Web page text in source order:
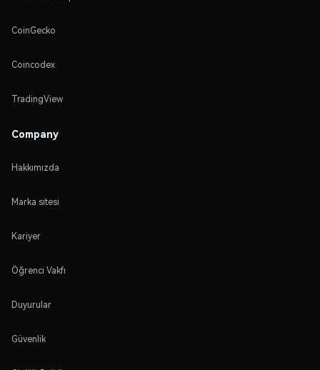
CoinGecko
Coincodex
TradingView
Company
Hakkımızda
Marka sitesi
Kariyer
Öğrenci Vakfı
Duyurular
Güvenlik